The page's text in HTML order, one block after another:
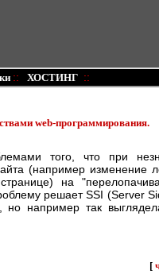
:: ХОСТИНГ ::
web-программирования.
того, что при
(например изменение
на
решает SSI (Server
например так
[